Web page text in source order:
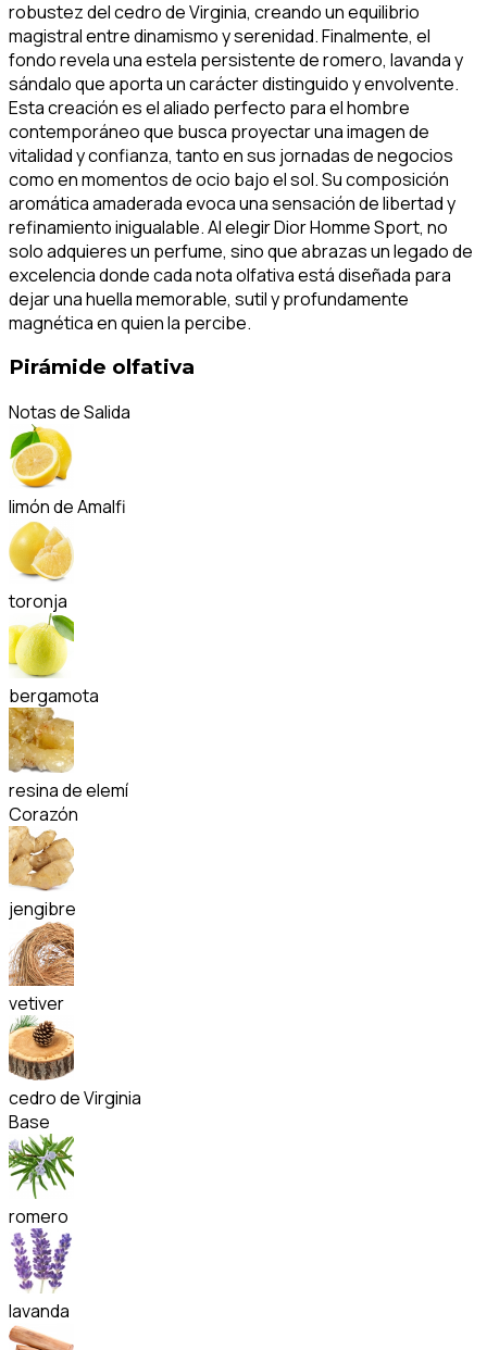
robustez del cedro de Virginia, creando un equilibrio
magistral entre dinamismo y serenidad. Finalmente, el
fondo revela una estela persistente de romero, lavanda y
sándalo que aporta un carácter distinguido y envolvente.
Esta creación es el aliado perfecto para el hombre
contemporáneo que busca proyectar una imagen de
vitalidad y confianza, tanto en sus jornadas de negocios
como en momentos de ocio bajo el sol. Su composición
aromática amaderada evoca una sensación de libertad y
refinamiento inigualable. Al elegir Dior Homme Sport, no
solo adquieres un perfume, sino que abrazas un legado de
excelencia donde cada nota olfativa está diseñada para
dejar una huella memorable, sutil y profundamente
magnética en quien la percibe.
Pirámide olfativa
Notas de Salida
limón de Amalfi
toronja
bergamota
resina de elemí
Corazón
jengibre
vetiver
cedro de Virginia
Base
romero
lavanda